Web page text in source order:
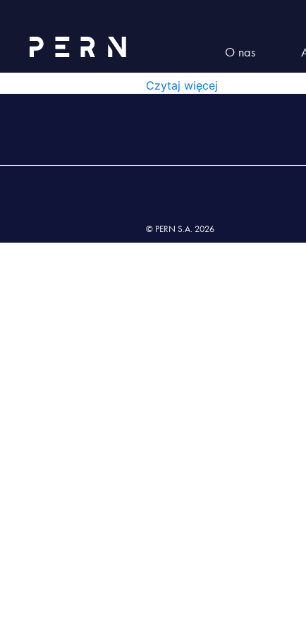
O nas
231012_Harmonogram
Czytaj więcej
© PERN S.A. 2026